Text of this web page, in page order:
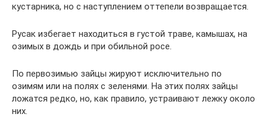
кустарника, но с наступлением оттепели возвращается.
Русак избегает находиться в густой траве, камышах, на
озимых в дождь и при обильной росе.
По первозимью зайцы жируют исключительно по
озимям или на полях с зеленями. На этих полях зайцы
ложатся редко, но, как правило, устраивают лежку около
них.